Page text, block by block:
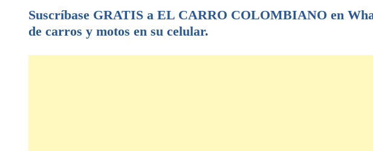
Suscríbase GRATIS a EL CARRO COLOMBIANO en
de carros y motos en su celular.